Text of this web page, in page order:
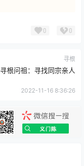
0 0
寻根
寻根问祖：寻找同宗亲人
2022-11-16 8:36:26